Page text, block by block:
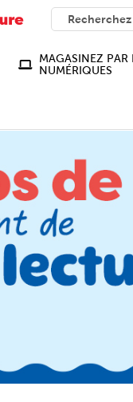
SEARCH
What can we
MAGASINEZ PAR
NUMÉRIQUES